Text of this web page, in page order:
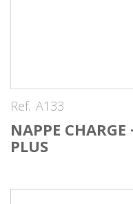
Ref. A133
NAPPE
PLUS